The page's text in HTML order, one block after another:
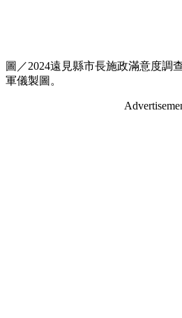
圖／2024遠見縣市長施政滿意度調
軍儀製圖。